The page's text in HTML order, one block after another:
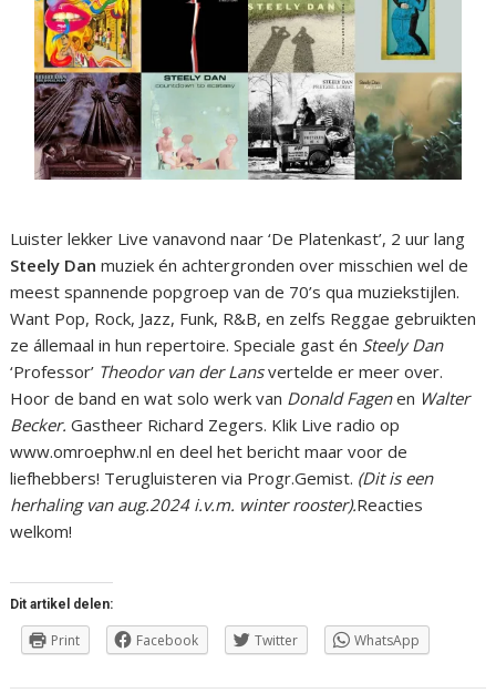
Luister lekker Live vanavond naar ‘De Platenkast’, 2 uur lang
Steely Dan muziek én achtergronden over misschien wel de
meest spannende popgroep van de 70’s qua muziekstijlen.
Want Pop, Rock, Jazz, Funk, R&B, en zelfs Reggae gebruikten
ze állemaal in hun repertoire. Speciale gast én Steely Dan
‘Professor’ Theodor van der Lansvertelde er meer over.
Hoor de band en wat solo werk van Donald Fagenen Walter
Becker.Gastheer Richard Zegers. Klik Live radio op
www.omroephw.nl en deel het bericht maar voor de
liefhebbers! Terugluisteren via Progr.Gemist. (Dit is een
herhaling van aug.2024 i.v.m. winter rooster).Reacties
welkom!
Dit artikel delen:
Print Facebook Twitter WhatsApp